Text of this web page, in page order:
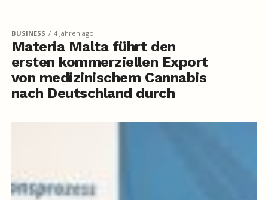
BUSINESS 4 Jahren ago
Materia Malta führt den
ersten kommerziellen Export
von medizinischem Cannabis
nach Deutschland durch